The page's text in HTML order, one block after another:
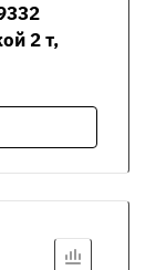
2 т,